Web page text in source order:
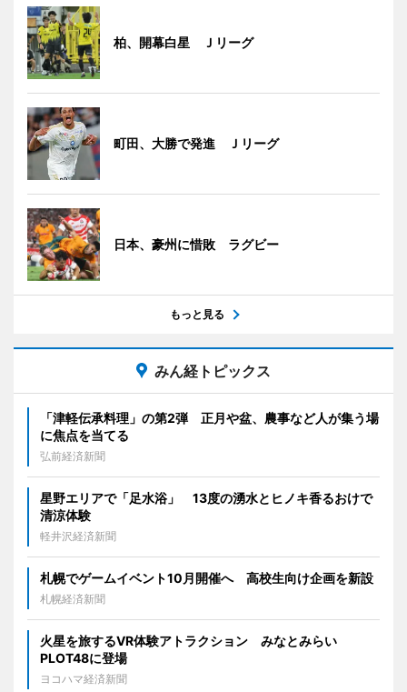
柏、開幕白星 Ｊリーグ
町田、大勝で発進 Ｊリーグ
日本、豪州に惜敗 ラグビー
もっと見る
みん経トピックス
「津軽伝承料理」の第2弾 正月や盆、農事など人が集う場
に焦点を当てる
弘前経済新聞
星野エリアで「足水浴」 13度の湧水とヒノキ香るおけで
清涼体験
軽井沢経済新聞
札幌でゲームイベント10月開催へ 高校生向け企画を新設
札幌経済新聞
火星を旅するVR体験アトラクション みなとみらい
PLOT48に登場
ヨコハマ経済新聞